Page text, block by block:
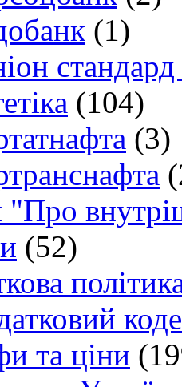
(1)
стандард
(104)
(3)
"Про
(52)
та ціни